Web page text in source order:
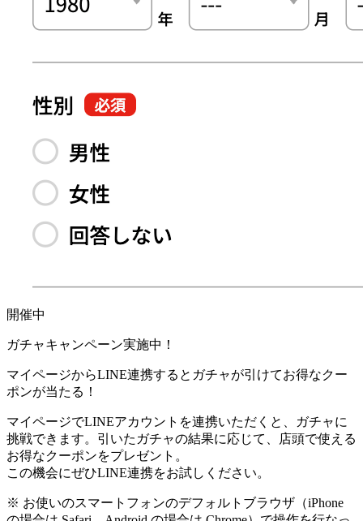
開催中
ガチャキャンペーン実施中！
マイページからLINE連携するとガチャが引けてお得なクー
ポンが当たる！
マイページでLINEアカウントを連携いただくと、ガチャに
挑戦できます。引いたガチャの結果に応じて、店頭で使える
お得なクーポンをプレゼント。
この機会にぜひLINE連携をお試しください。
※ お使いのスマートフォンのデフォルトブラウザ（iPhone